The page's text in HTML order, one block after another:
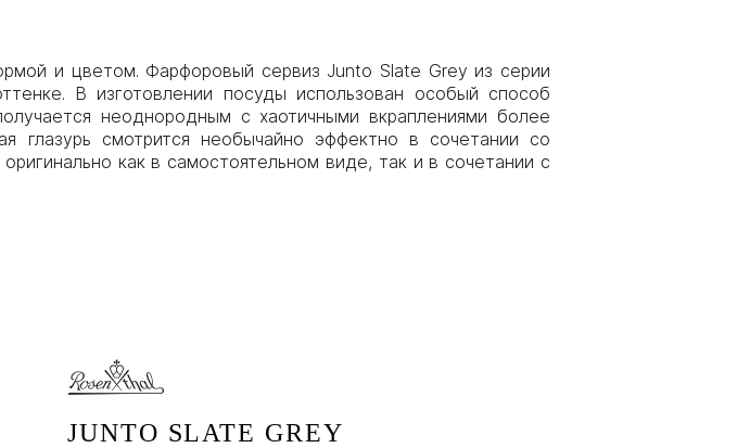
и цветом. Фарфоровый сервиз Junto Slate Grey из серии
В изготовлении посуды использован особый способ
неоднородным с хаотичными вкраплениями более
глазурь смотрится необычайно эффектно в сочетании со
как в самостоятельном виде, так и в сочетании с
JUNTO SLATE GREY